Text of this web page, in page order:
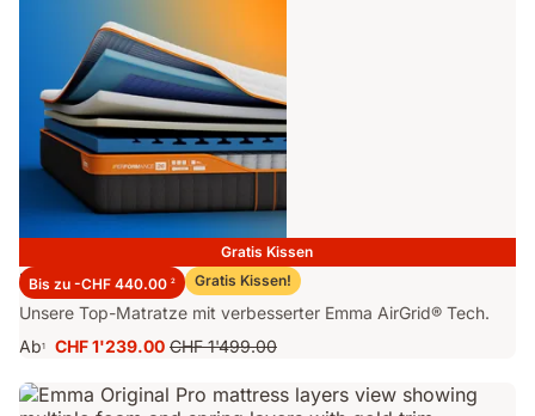
Gratis Kissen
Bis zu -CHF 440.00 2 Gratis Kissen!
Emma Performance 26 Matratze
Unsere Top-Matratze mit verbesserter Emma AirGrid® Tech.
Ab1
Preis
CHF 1'239.00 Ursprünglicher
CHF 1'499.00
CHF 1'499.00